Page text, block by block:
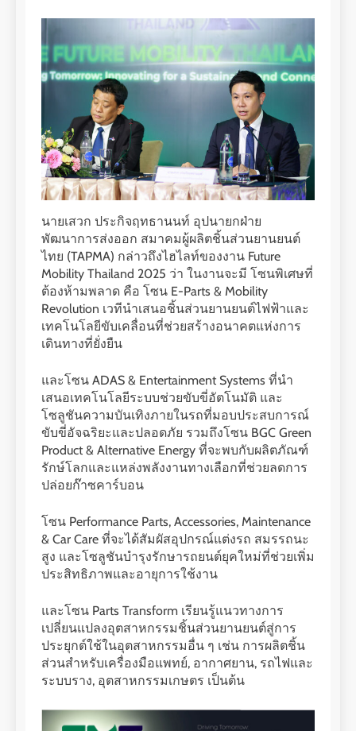
นายเสวก ประกิจฤทธานนท์ อุปนายกฝ่าย
พัฒนาการส่งออก สมาคมผู้ผลิตชิ้นส่วนยานยนต์
ไทย (TAPMA) กล่าวถึงไฮไลท์ของงาน Future
Mobility Thailand 2025 ว่า ในงานจะมี โซนพิเศษที่
ต้องห้ามพลาด คือ โซน E-Parts & Mobility
Revolution เวทีนำเสนอชิ้นส่วนยานยนต์ไฟฟ้าและ
เทคโนโลยีขับเคลื่อนที่ช่วยสร้างอนาคตแห่งการ
เดินทางที่ยั่งยืน
และโซน ADAS & Entertainment Systems ที่นำ
เสนอเทคโนโลยีระบบช่วยขับขี่อัตโนมัติ และ
โซลูชันความบันเทิงภายในรถที่มอบประสบการณ์
ขับขี่อัจฉริยะและปลอดภัย รวมถึงโซน BGC Green
Product & Alternative Energy ที่จะพบกับผลิตภัณฑ์
รักษ์โลกและแหล่งพลังงานทางเลือกที่ช่วยลดการ
ปล่อยก๊าซคาร์บอน
โซน Performance Parts, Accessories, Maintenance
& Car Care ที่จะได้สัมผัสอุปกรณ์แต่งรถ สมรรถนะ
สูง และโซลูชันบำรุงรักษารถยนต์ยุคใหม่ที่ช่วยเพิ่ม
ประสิทธิภาพและอายุการใช้งาน
และโซน Parts Transform เรียนรู้แนวทางการ
เปลี่ยนแปลงอุตสาหกรรมชิ้นส่วนยานยนต์สู่การ
ประยุกต์ใช้ในอุตสาหกรรมอื่น ๆ เช่น การผลิตชิ้น
ส่วนสำหรับเครื่องมือแพทย์, อากาศยาน, รถไฟและ
ระบบราง, อุตสาหกรรมเกษตร เป็นต้น